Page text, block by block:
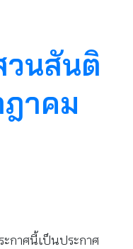
วนสันติ
าคม
กาศนี้เป็นประกาศ